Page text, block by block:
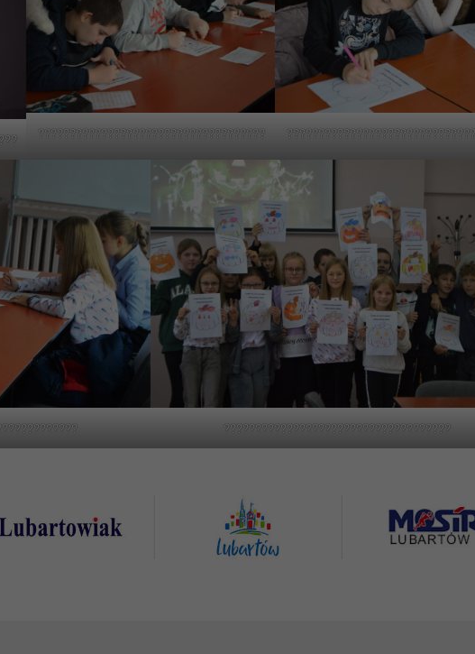
????????????????????????????????????
????????????????????????????????????